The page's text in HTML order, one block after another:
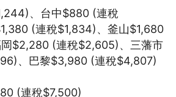
、台中$880 (連稅
(連稅$1,834)、釜山$1,680
$2,280 (連稅$2,605)、三藩市
、巴黎$3,980 (連稅$4,807)
(連稅$7,500)